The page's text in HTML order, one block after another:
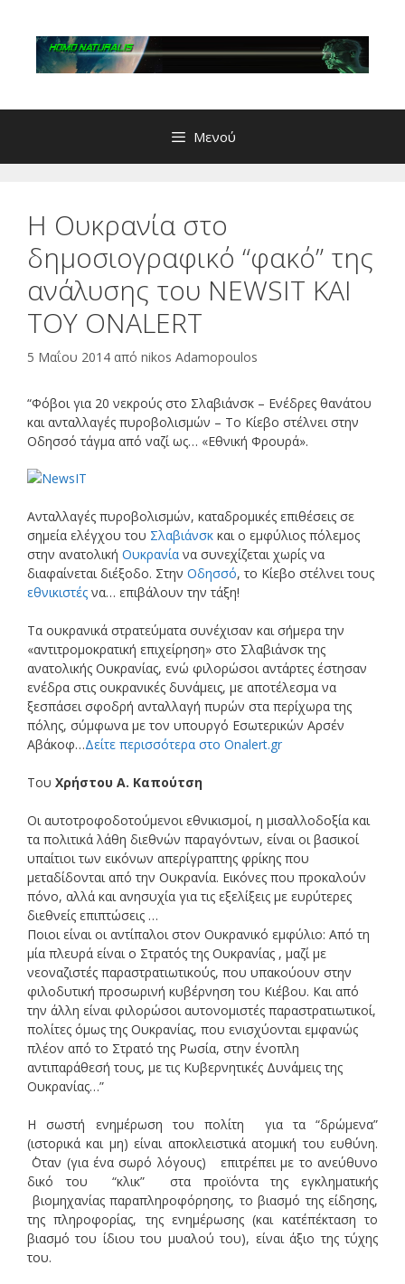
περιεχόμενο
Μενού
Η Ουκρανία στο
δημοσιογραφικό “φακό” της
ανάλυσης του NEWSIT ΚΑΙ
ΤΟΥ ONALERT
5 Μαΐου 2014 από nikos Adamopoulos
“Φόβοι για 20 νεκρούς στο Σλαβιάνσκ – Ενέδρες θανάτου
και ανταλλαγές πυροβολισμών – Το Κίεβο στέλνει στην
Οδησσό τάγμα από ναζί ως… «Εθνική Φρουρά».
Ανταλλαγές πυροβολισμών, καταδρομικές επιθέσεις σε
σημεία ελέγχου του Σλαβιάνσκ και ο εμφύλιος πόλεμος
στην ανατολική Ουκρανία να συνεχίζεται χωρίς να
διαφαίνεται διέξοδο. Στην Οδησσό, το Κίεβο στέλνει τους
εθνικιστές να… επιβάλουν την τάξη!
Τα ουκρανικά στρατεύματα συνέχισαν και σήμερα την
«αντιτρομοκρατική επιχείρηση» στο Σλαβιάνσκ της
ανατολικής Ουκρανίας, ενώ φιλορώσοι αντάρτες έστησαν
ενέδρα στις ουκρανικές δυνάμεις, με αποτέλεσμα να
ξεσπάσει σφοδρή ανταλλαγή πυρών στα περίχωρα της
πόλης, σύμφωνα με τον υπουργό Εσωτερικών Αρσέν
Αβάκοφ…Δείτε περισσότερα στο Onalert.gr
Του Χρήστου Α. Καπούτση
Οι αυτοτροφοδοτούμενοι εθνικισμοί, η μισαλλοδοξία και
τα πολιτικά λάθη διεθνών παραγόντων, είναι οι βασικοί
υπαίτιοι των εικόνων απερίγραπτης φρίκης που
μεταδίδονται από την Ουκρανία. Εικόνες που προκαλούν
πόνο, αλλά και ανησυχία για τις εξελίξεις με ευρύτερες
διεθνείς επιπτώσεις …
Ποιοι είναι οι αντίπαλοι στον Ουκρανικό εμφύλιο: Από τη
μία πλευρά είναι ο Στρατός της Ουκρανίας , μαζί με
νεοναζιστές παραστρατιωτικούς, που υπακούουν στην
φιλοδυτική προσωρινή κυβέρνηση του Κιέβου. Και από
την άλλη είναι φιλορώσοι αυτονομιστές παραστρατιωτικοί,
πολίτες όμως της Ουκρανίας, που ενισχύονται εμφανώς
πλέον από το Στρατό της Ρωσία, στην ένοπλη
αντιπαράθεσή τους, με τις Κυβερνητικές Δυνάμεις της
Ουκρανίας…”
Η σωστή ενημέρωση του πολίτη για τα “δρώμενα”
(ιστορικά και μη) είναι αποκλειστικά ατομική του ευθύνη.
΄Οταν (για ένα σωρό λόγους) επιτρέπει με το ανεύθυνο
δικό του “κλικ” στα προϊόντα της εγκληματικής
βιομηχανίας παραπληροφόρησης, το βιασμό της είδησης,
της πληροφορίας, της ενημέρωσης (και κατ΄επέκταση το
βιασμό του ίδιου του μυαλού του), είναι άξιο της τύχης
του.